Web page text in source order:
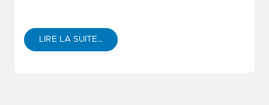
LIRE LA SUITE…